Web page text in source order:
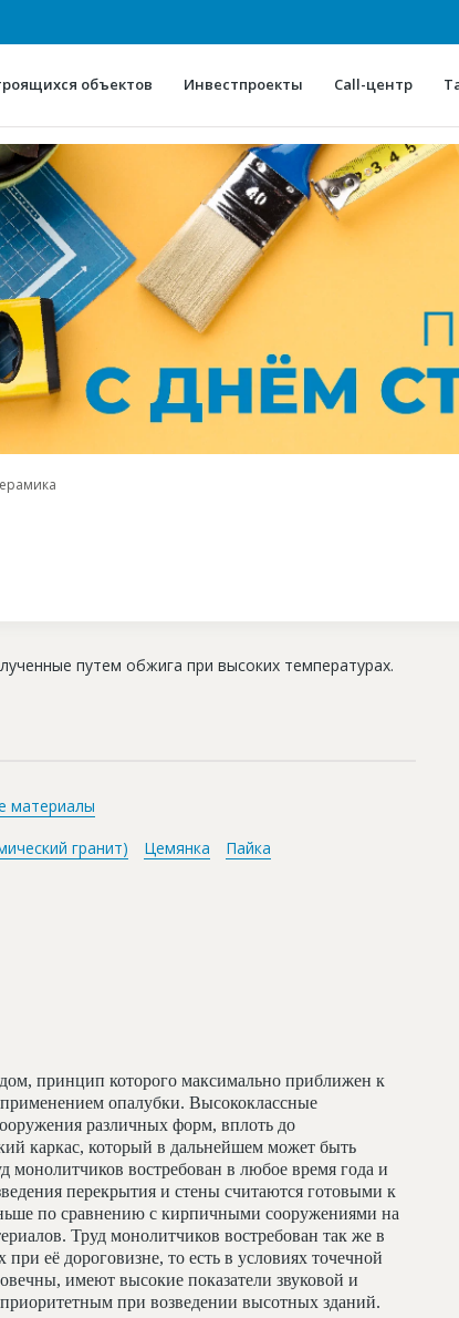
объектов Инвестпроекты Call-центр
О проекте
Конкурентные
Горячие
Глоссарий
путем обжига при высоких температурах.
материалы
гранит) Цемянка Пайка
принцип которого максимально приближен к
опалубки. Высококлассные
различных форм, вплоть до
каркас, который в дальнейшем может быть
монолитчиков востребован в любое время года и
перекрытия и стены считаются готовыми к
по сравнению с кирпичными сооружениями на
Труд монолитчиков востребован так же в
её дороговизне, то есть в условиях точечной
имеют высокие показатели звуковой и
приоритетным при возведении высотных зданий.